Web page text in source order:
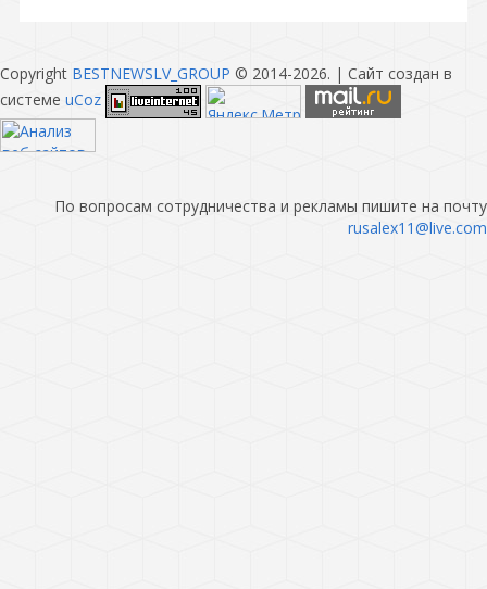
Copyright BESTNEWSLV_GROUP © 2014-2026. | Сайт создан в
системе uCoz
По вопросам сотрудничества и рекламы пишите на почту
rusalex11@live.com